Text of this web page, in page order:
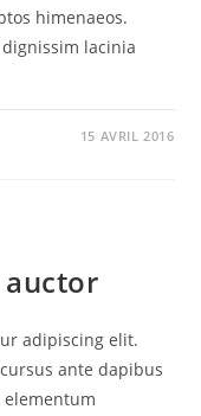
himenaeos.
lacinia
15 AVRIL 2016
adipiscing elit.
ante dapibus